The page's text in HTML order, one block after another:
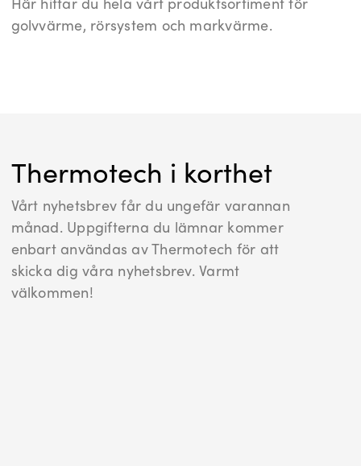
golvvärme, rörsystem och markvärme.
Thermotech i korthet
Vårt nyhetsbrev får du ungefär varannan
månad. Uppgifterna du lämnar kommer
enbart användas av Thermotech för att
skicka dig våra nyhetsbrev. Varmt
välkommen!